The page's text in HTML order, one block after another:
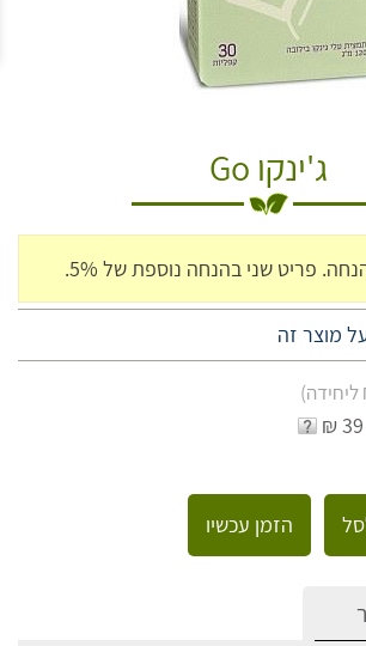
ג'ינקו Go
פריט שני בהנחה נוספת של 5%.
מוצר זה
הזמן עכשיו